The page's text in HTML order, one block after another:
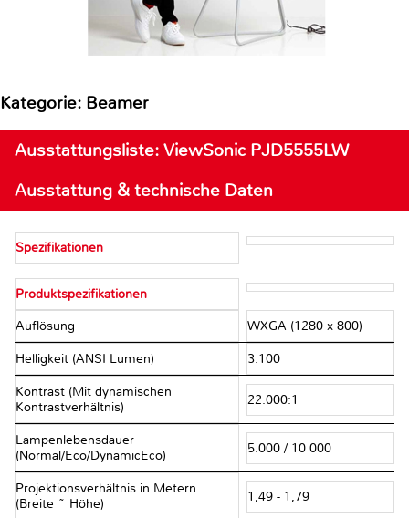
Kategorie: Beamer
Ausstattungsliste: ViewSonic PJD5555LW
Ausstattung & technische Daten
Spezifikationen
Produktspezifikationen
Auflösung WXGA (1280 x 800)
Helligkeit (ANSI Lumen) 3.100
Kontrast (Mit dynamischen
Kontrastverhältnis)
22.000:1
Lampenlebensdauer
(Normal/Eco/DynamicEco)
5.000 / 10 000
Projektionsverhältnis in Metern
(Breite ~ Höhe)
1,49 - 1,79